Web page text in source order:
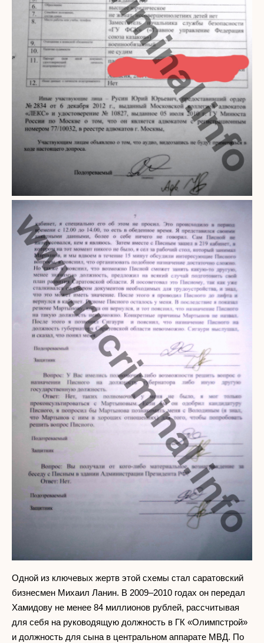
Одной из ключевых жертв этой схемы стал саратовский
бизнесмен Михаил Ланин. В 2009–2010 годах он передал
Хамидову не менее 84 миллионов рублей, рассчитывая
для себя на руководящую должность в ГК «Олимпстрой»
и должность для сына в центральном аппарате МВД. По